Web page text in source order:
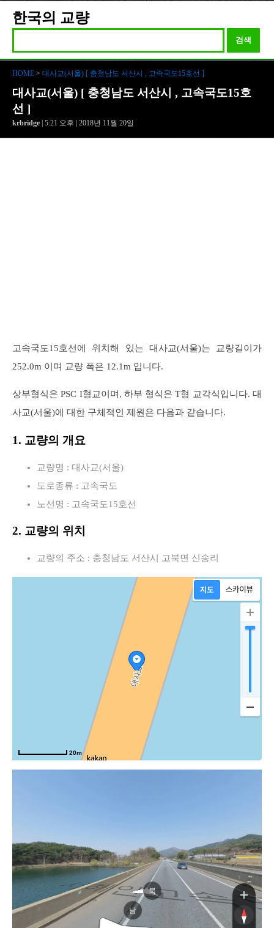
한국의 교량
검색
HOME > 대사교(서울) [ 충청남도 서산시 , 고속국도15호선 ]
대사교(서울) [ 충청남도 서산시 , 고속국도15호
선 ]
krbridge | 5:21 오후 | 2018년 11월 20일
고속국도15호선에 위치해 있는 대사교(서울)는 교량길이가
252.0m 이며 교량 폭은 12.1m 입니다.
상부형식은 PSC I형교이며, 하부 형식은 T형 교각식입니다. 대
사교(서울)에 대한 구체적인 제원은 다음과 같습니다.
1. 교량의 개요
교량명 : 대사교(서울)
도로종류 : 고속국도
노선명 : 고속국도15호선
2. 교량의 위치
교량의 주소 : 충청남도 서산시 고북면 신송리
20m
서해
북
남